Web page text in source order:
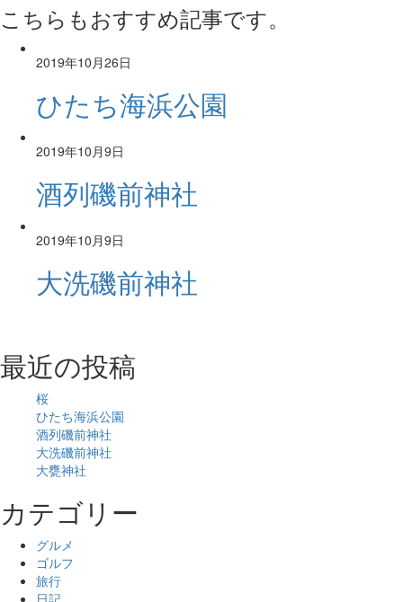
こちらもおすすめ記事です。
2019年10月26日
ひたち海浜公園
2019年10月9日
酒列磯前神社
2019年10月9日
大洗磯前神社
最近の投稿
桜
ひたち海浜公園
酒列磯前神社
大洗磯前神社
大甕神社
カテゴリー
グルメ
ゴルフ
旅行
日記